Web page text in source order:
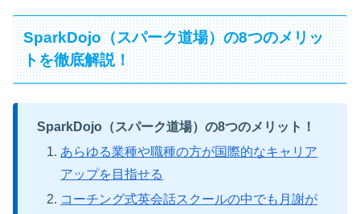
SparkDojo（スパーク道場）の8つのメリッ
トを徹底解説！
SparkDojo（スパーク道場）の8つのメリット！
あらゆる業種や職種の方が国際的なキャリア
アップを目指せる
コーチング式英会話スクールの中でも月謝が